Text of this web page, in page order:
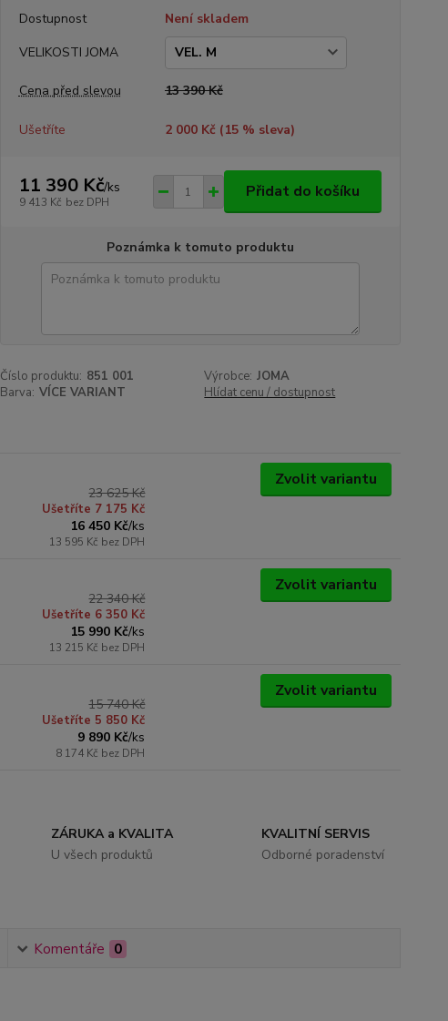
Dostupnost
Není skladem
VELIKOSTI JOMA
Cena před slevou 13 390 Kč
Ušetříte 2 000 Kč (15% sleva)
11 390 Kč/ks
9 413 Kč bez DPH
Přidat do košíku
Poznámka k tomuto produktu
Číslo produktu: 851 001 Výrobce: JOMA
Barva: VÍCE VARIANT Hlídat cenu / dostupnost
23 625 Kč
Ušetříte 7 175 Kč
16 450 Kč/ks
13 595 Kč bez DPH
Zvolit variantu
22 340 Kč
Ušetříte 6 350 Kč
15 990 Kč/ks
13 215 Kč bez DPH
Zvolit variantu
15 740 Kč
Ušetříte 5 850 Kč
9 890 Kč/ks
8 174 Kč bez DPH
Zvolit variantu
ZÁRUKA a KVALITA
U všech produktů
KVALITNÍ SERVIS
Odborné poradenství
Komentáře 0